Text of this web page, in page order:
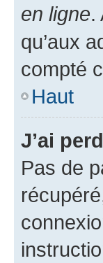
en ligne.
qu’aux
compté
Haut
J’ai
Pas de